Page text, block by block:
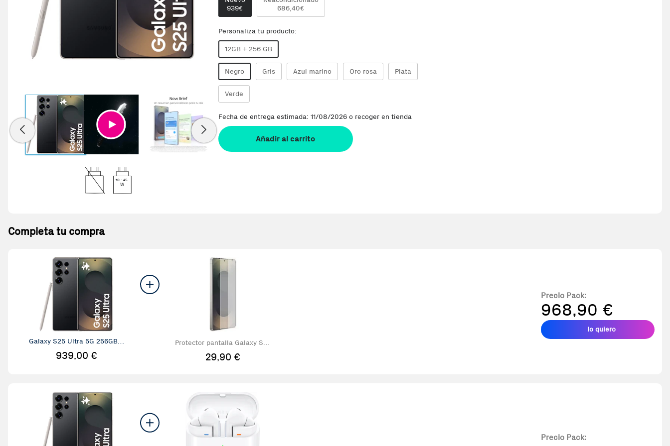
10 - 45
W
939€
686,40€
Personaliza tu producto:
12GB + 256 GB
Negro Gris Azul marino Oro rosa Plata
Verde
Fecha de entrega estimada: 11/08/2026 o recoger en tienda
Añadir al carrito
Completa tu compra
Galaxy S25 Ultra 5G 256GB+1
2GB RAM
939,00 €
Protector pantalla Galaxy S25
Ultra 5G
29,90 €
Precio Pack:
968,90 €
lo quiero
Precio Pack: